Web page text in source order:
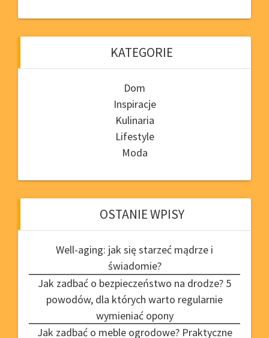
KATEGORIE
Dom
Inspiracje
Kulinaria
Lifestyle
Moda
OSTANIE WPISY
Well-aging: jak się starzeć mądrze i
świadomie?
Jak zadbać o bezpieczeństwo na drodze? 5
powodów, dla których warto regularnie
wymieniać opony
Jak zadbać o meble ogrodowe? Praktyczne